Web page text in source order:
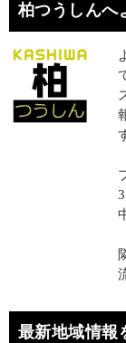
柏つうしんへ
最新地域情報